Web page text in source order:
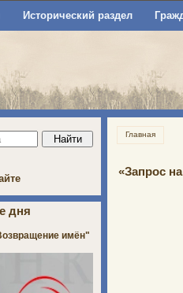
Исторический раздел
Главная
«Запрос
дня
имён"